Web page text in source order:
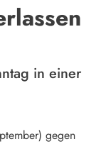
in einer
gegen